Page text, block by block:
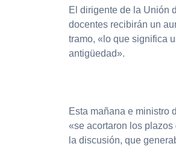
El dirigente de la Unión
docentes recibirán un
tramo, «lo que significa
antigüedad».
Esta mañana e ministro
«se acortaron los
la discusión, que